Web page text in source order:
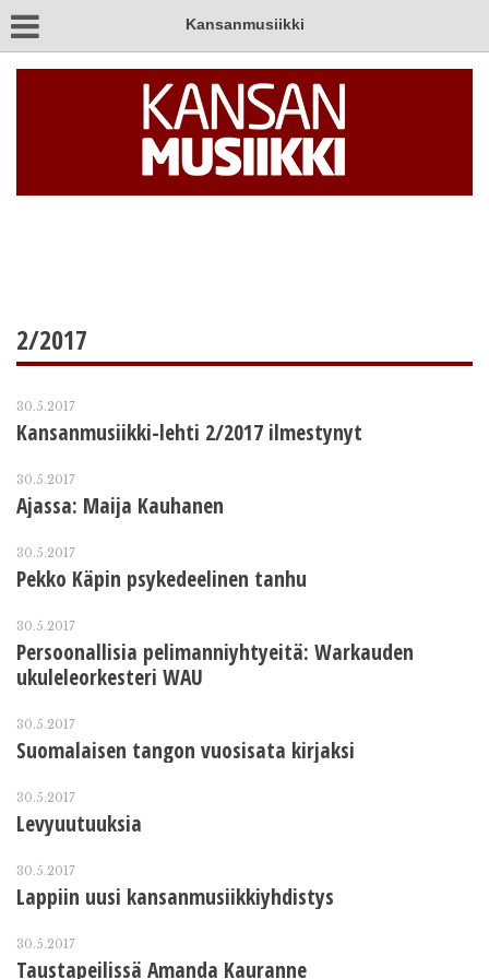
Kansanmusiikki
2/2017
30.5.2017
Kansanmusiikki-lehti 2/2017 ilmestynyt
30.5.2017
Ajassa: Maija Kauhanen
30.5.2017
Pekko Käpin psykedeelinen tanhu
30.5.2017
Persoonallisia pelimanniyhtyeitä: Warkauden
ukuleleorkesteri WAU
30.5.2017
Suomalaisen tangon vuosisata kirjaksi
30.5.2017
Levyuutuuksia
30.5.2017
Lappiin uusi kansanmusiikkiyhdistys
30.5.2017
Taustapeilissä Amanda Kauranne